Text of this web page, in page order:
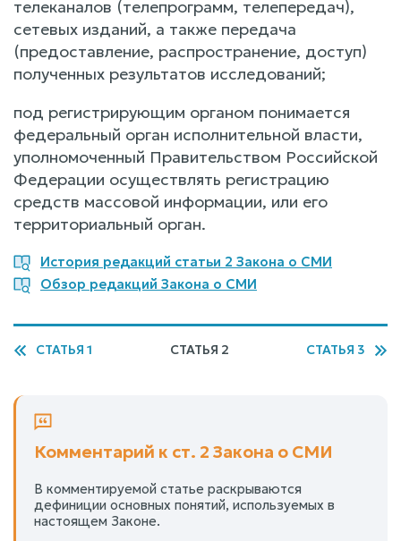
телеканалов (телепрограмм, телепередач),
сетевых изданий, а также передача
(предоставление, распространение, доступ)
полученных результатов исследований;
под регистрирующим органом понимается
федеральный орган исполнительной власти,
уполномоченный Правительством Российской
Федерации осуществлять регистрацию
средств массовой информации, или его
территориальный орган.
История редакций статьи 2 Закона о СМИ
Обзор редакций Закона о СМИ
СТАТЬЯ 1 СТАТЬЯ 2 СТАТЬЯ 3
Комментарий к ст. 2 Закона о СМИ
В комментируемой статье раскрываются
дефиниции основных понятий, используемых в
настоящем Законе.